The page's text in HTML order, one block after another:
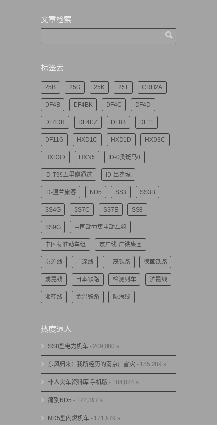
文章检索
标签云
25B 25G 25K 25T CRH2A
DF4B DF4BK DF4C DF4D
DF4DH DF4DZ DF8B DF11
DF11G HXD1C HXD1D HXD3C
HXD3D HXN5 ID-0奥斑马0
ID-T99五里蹲通过 ID-吕杰琛
ID-温兰旅客 ND5 SS3 SS3B
SS4G SS7C SS7E SS8
SS9G 中国动力集中动车组
中国标准动车组 京广线-广铁集团
京沪线 广深线 广茂铁路 德国铁路
成昆线 日本铁路 检测列车 沪昆线
湘桂线 金温铁路 陇海线
热度逼人
SS8型电力机车 - 209,080 s
东风归来：我所经历的南京广雪灾 - 185,289 s
非人火车资料库 手机版 - 184,824 s
痛别ND5 - 172,397 s
ND5型内燃机车 - 171,979 s